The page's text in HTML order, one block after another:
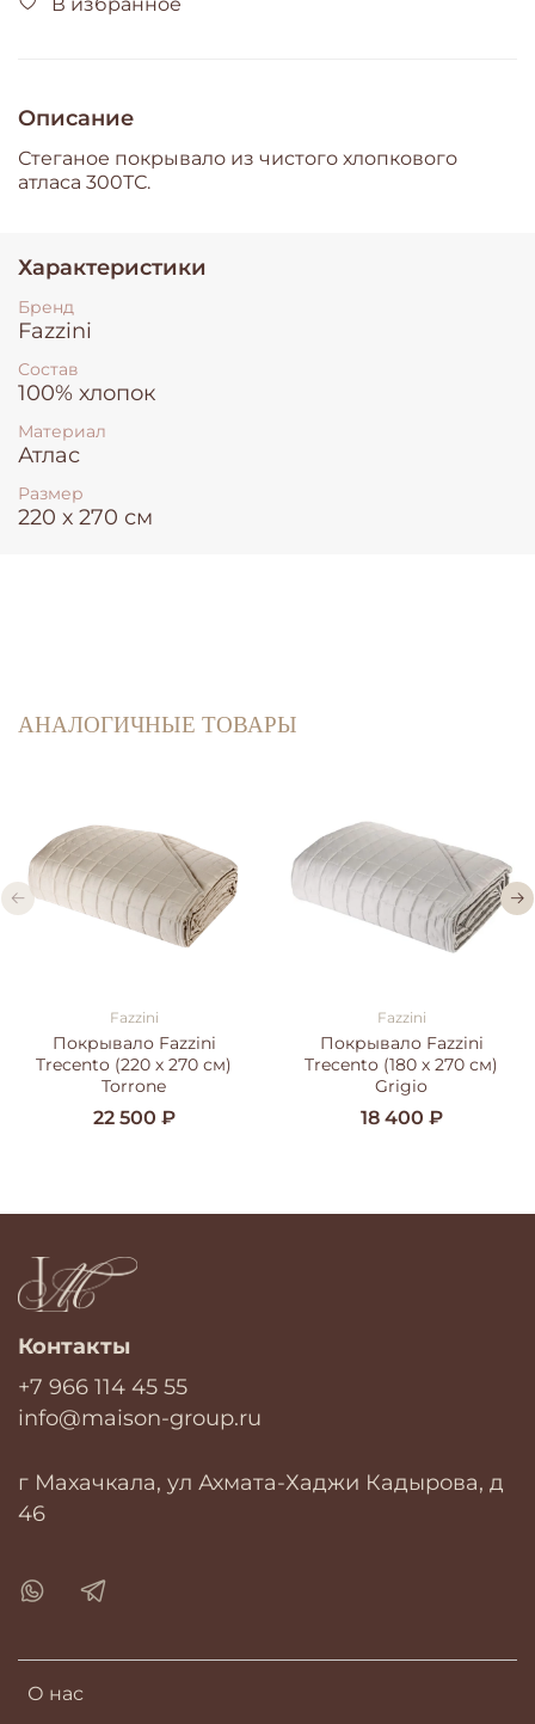
Описание
Стеганое покрывало из чистого хлопкового
атласа 300ТС.
Характеристики
Бренд
Fazzini
Состав
100% хлопок
Материал
Атлас
Размер
220 х 270 см
АНАЛОГИЧНЫЕ ТОВАРЫ
Fazzini
Покрывало Fazzini
Trecento (220 х 270 см)
Torrone
22 500 ₽
Fazzini
Покрывало Fazzini
Trecento (180 х 270 см)
Grigio
18 400 ₽
О нас
Контакты
+7 966 114 45 55
info@maison-group.ru
г Махачкала, ул Ахмата-Хаджи Кадырова, д
46